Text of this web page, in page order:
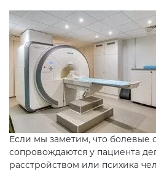
Если мы заметим, что болевые
сопровождаются у пациента
расстройством или психика